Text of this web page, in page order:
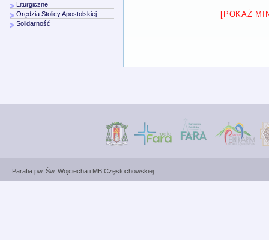
[POKAŻ
Liturgiczne
Orędzia Stolicy Apostolskiej
Solidarność
Parafia pw. Św. Wojciecha i MB Częstochowskiej